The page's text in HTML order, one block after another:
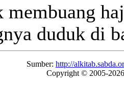
membuang
duduk di
Sumber: http://
Copyright © 2005-